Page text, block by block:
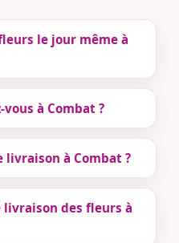
le jour même à
à Combat ?
livraison à Combat ?
des fleurs à